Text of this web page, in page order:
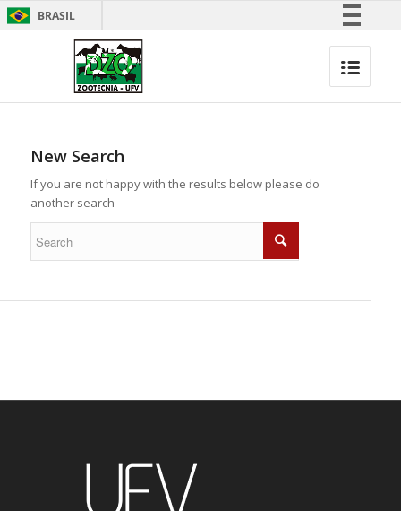
BRASIL
Canais
New Search
If you are not happy with the results below please do
another search